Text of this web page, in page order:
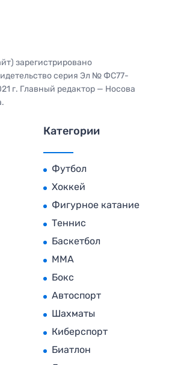
зарегистрировано
серия Эл № ФС77-
г. Главный редактор — Носова
Категории
Футбол
Хоккей
Фигурное катание
Теннис
Баскетбол
MMA
Бокс
Автоспорт
Шахматы
Киберспорт
Биатлон